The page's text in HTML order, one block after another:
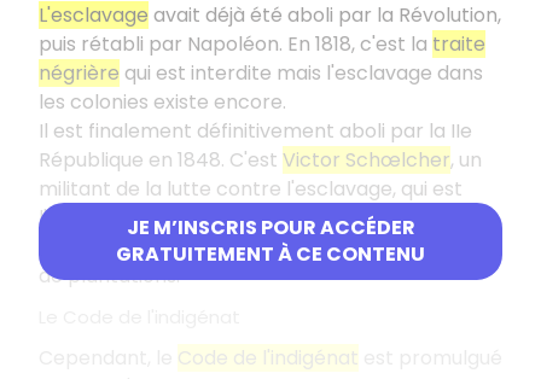
JE M’INSCRIS POUR ACCÉDER
GRATUITEMENT À CE CONTENU
L'esclavage avait déjà été aboli par la Révolution,
puis rétabli par Napoléon. En 1818, c'est la traite
négrière qui est interdite mais l'esclavage dans
les colonies existe encore.
Il est finalement définitivement aboli par la IIe
République en 1848. C'est Victor Schœlcher, un
militant de la lutte contre l'esclavage, qui est
l'auteur du décret mettant fin à cette pratique
en dépit de l'opposition des riches propriétaires
de plantations.
Code de l'indigénat